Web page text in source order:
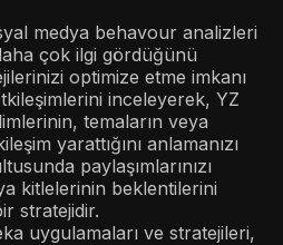
medya behavour analizleri
çok ilgi gördüğünü
optimize etme imkanı
inceleyerek, YZ
temaların veya
yarattığını anlamanızı
paylaşımlarınızı
kitlelerinin beklentilerini
stratejidir.
uygulamaları ve stratejileri,